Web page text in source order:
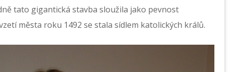
tato gigantická stavba sloužila jako pevnost
města roku 1492 se stala sídlem katolických králů.